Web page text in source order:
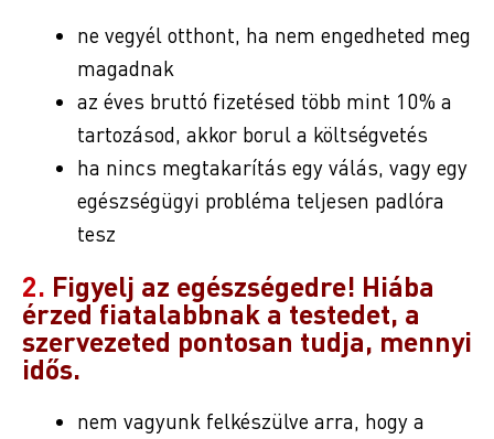
ne vegyél otthont, ha nem engedheted meg
magadnak
az éves bruttó fizetésed több mint 10% a
tartozásod, akkor borul a költségvetés
ha nincs megtakarítás egy válás, vagy egy
egészségügyi probléma teljesen padlóra
tesz
2. Figyelj az egészségedre! Hiába
érzed fiatalabbnak a testedet, a
szervezeted pontosan tudja, mennyi
idős.
nem vagyunk felkészülve arra, hogy a